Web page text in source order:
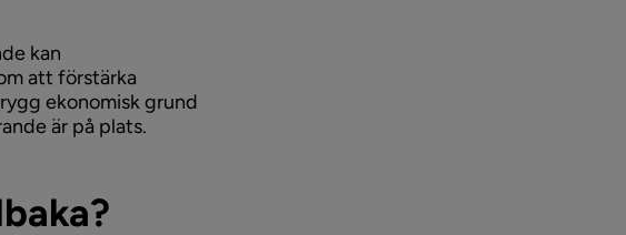
kan
att förstärka
ekonomisk grund
är på plats.